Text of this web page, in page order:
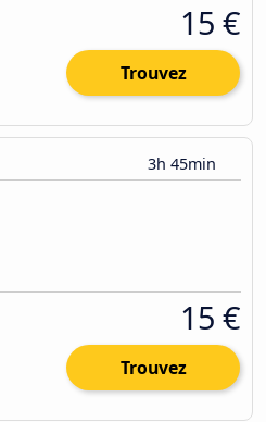
15 €
Trouvez
3h 45min
15 €
Trouvez